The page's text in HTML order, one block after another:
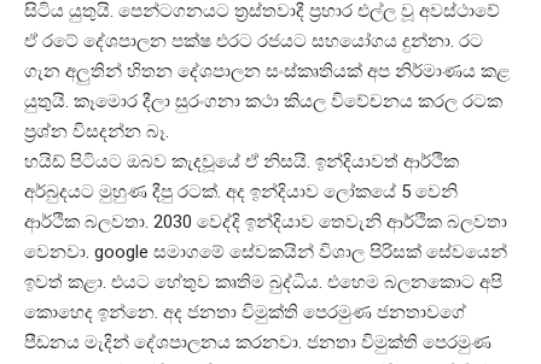
සිටිය යුතුයි. පෙන්ටගනයට ත්‍රස්තවාදී ප්‍රහාර එල්ල වූ අවස්ථාවේ
ඒ රටේ දේශපාලන පක්ෂ එරට රජයට සහයෝගය දුන්නා. රට
ගැන අලුතින් හිතන දේශපාලන සංස්කෘතියක් අප නිර්මාණය කළ
යුතුයි. කෑමොර දීලා සුරංගනා කථා කියල විවේචනය කරල රටක
ප්‍රශ්න විසදන්න බෑ.
හයිඩ් පිටියට ඔබව කැදවූයේ ඒ නිසයි. ඉන්දියාවත් ආර්ථික
අර්බුදයට මුහුණ දීපු රටක්. අද ඉන්දියාව ලෝකයේ 5 වෙනි
ආර්ථික බලවතා. 2030 වෙද්දි ඉන්දියාව තෙවැනි ආර්ථික බලවතා
වෙනවා. google සමාගමේ සේවකයින් විශාල පිරිසක් සේවයෙන්
ඉවත් කළා. එයට හේතුව කෘතිම බුද්ධිය. එහෙම බලනකොට අපි
කොහෙද ඉන්නෙ. අද ජනතා විමුක්ති පෙරමුණ ජනතාවගේ
පීඩනය මැදින් දේශපාලනය කරනවා. ජනතා විමුක්ති පෙරමුණ